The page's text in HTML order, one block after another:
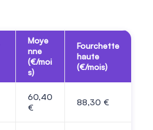
Moye
nne
(€/moi
s)
Fourchette
haute
(€/mois)
60,40
€
88,30 €